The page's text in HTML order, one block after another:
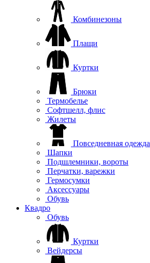
Комбинезоны
Плащи
Куртки
Брюки
Термобелье
Софтшелл, флис
Жилеты
Повседневная одежда
Шапки
Подшлемники, вороты
Перчатки, варежки
Гермосумки
Аксессуары
Обувь
Квадро
Обувь
Куртки
Вейдерсы